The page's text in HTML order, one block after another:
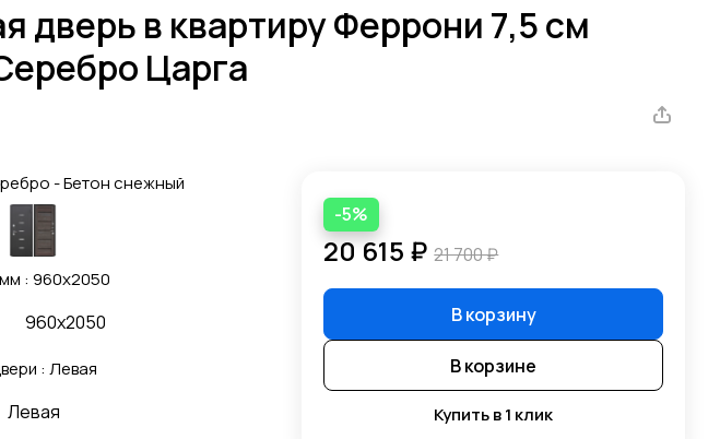
дверь в квартиру Феррони 7,5 см
Царга
- Бетон снежный
: 960x2050
960x2050
: Левая
Левая
-5%
20 615 ₽ 21 700 ₽
В корзину
В корзине
Купить в 1 клик